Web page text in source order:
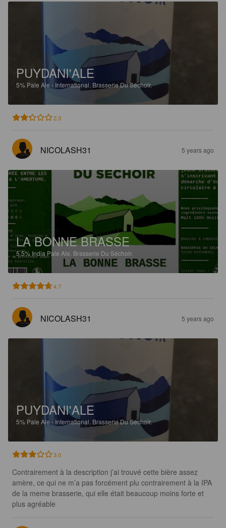
PUYDANI'ALE
5% Pale Ale - International. Brasserie Du Séchoir.
2.3
NICOLASH31 5 years ago
LA BONNE BRASSE
5.5% India Pale Ale. Brasserie Du Séchoir.
4.7
NICOLASH31 5 years ago
PUYDANI'ALE
5% Pale Ale - International. Brasserie Du Séchoir.
3.0
Contrairement à la description j’ai trouvé cette bière assez
amère, ce qui ne m’a pas forcément plu contrairement à la IPA
de la meme brasserie, qui elle était beaucoup moins forte et
plus agréable